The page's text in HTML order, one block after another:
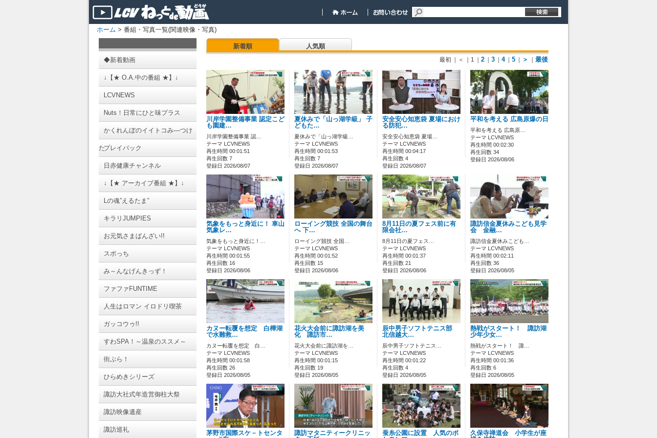
ホーム > 番組・写真一覧(関連映像・写真)
◆新着動画
↓【★ O.A.中の番組 ★】↓
LCVNEWS
Nuts！日常にひと味プラス
かくれんぼのイイトコみ―つけ
たプレイバック
日赤健康チャンネル
↓【★ アーカイブ番組 ★】↓
Lの魂”えるたま”
キラリJUMPIES
お元気さまばんざい!!
スポっち
み～んなげんきっず！
ファファFUNTIME
人生はロマン イロドリ喫茶
ガッコウゥ!!
すわSPA！～温泉のススメ～
街ぶら！
ひらめきシリーズ
諏訪大社式年造営御柱大祭
諏訪映像遺産
諏訪巡礼
新着順 人気順
最初 ｜＜ ｜1 2 3 4 5 ＞ 最後
川岸学園整備事業 認定こど
も園建…
川岸学園整備事業 認…
テーマ LCVNEWS
再生時間 00:01:51
再生回数 7
登録日 2026/08/07
夏休みで「山っ湖学級」 子
どもた…
夏休みで「山っ湖学級…
テーマ LCVNEWS
再生時間 00:01:53
再生回数 7
登録日 2026/08/07
安全安心知恵袋 夏場におけ
る防犯…
安全安心知恵袋 夏場…
テーマ LCVNEWS
再生時間 00:04:17
再生回数 4
登録日 2026/08/07
平和を考える 広島原爆の日
平和を考える 広島原…
テーマ LCVNEWS
再生時間 00:02:30
再生回数 34
登録日 2026/08/06
気象をもっと身近に！ 車山
気象レ…
気象をもっと身近に！…
テーマ LCVNEWS
再生時間 00:01:55
再生回数 16
登録日 2026/08/06
ローイング競技 全国の舞台
へ 下…
ローイング競技 全国…
テーマ LCVNEWS
再生時間 00:01:52
再生回数 15
登録日 2026/08/06
8月11日の夏フェス前に有
限会社…
8月11日の夏フェス…
テーマ LCVNEWS
再生時間 00:01:37
再生回数 21
登録日 2026/08/06
諏訪信金夏休みこども見学
会 金融…
諏訪信金夏休みこども…
テーマ LCVNEWS
再生時間 00:02:11
再生回数 36
登録日 2026/08/05
カヌー転覆を想定 白樺湖
で水難救…
カヌー転覆を想定 白…
テーマ LCVNEWS
再生時間 00:01:58
再生回数 26
登録日 2026/08/05
花火大会前に諏訪湖を美
化 諏訪市…
花火大会前に諏訪湖を…
テーマ LCVNEWS
再生時間 00:01:15
再生回数 19
登録日 2026/08/05
辰中男子ソフトテニス部
北信越大…
辰中男子ソフトテニス…
テーマ LCVNEWS
再生時間 00:01:22
再生回数 4
登録日 2026/08/05
熱戦がスタート！ 諏訪湖
少年少女…
熱戦がスタート！ 諏…
テーマ LCVNEWS
再生時間 00:01:36
再生回数 6
登録日 2026/08/05
茅野市国際スケ－トセンタ
諏訪マタニティークリニッ
蚕糸公園に設置 人気のポ
久保寺禅道会 小学生が座